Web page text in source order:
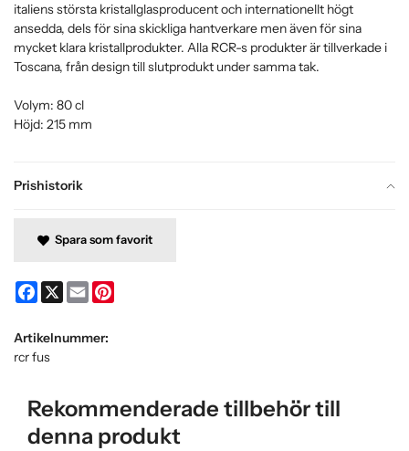
Prishistorik
italiens största kristallglasproducent och internationellt högt
ansedda, dels för sina skickliga hantverkare men även för sina
mycket klara kristallprodukter. Alla RCR-s produkter är tillverkade i
Toscana, från design till slutprodukt under samma tak.
Volym: 80 cl
Höjd: 215 mm
Spara som favorit
Facebook
X Email
Artikelnummer:
rcr fus
Rekommenderade tillbehör till
denna produkt